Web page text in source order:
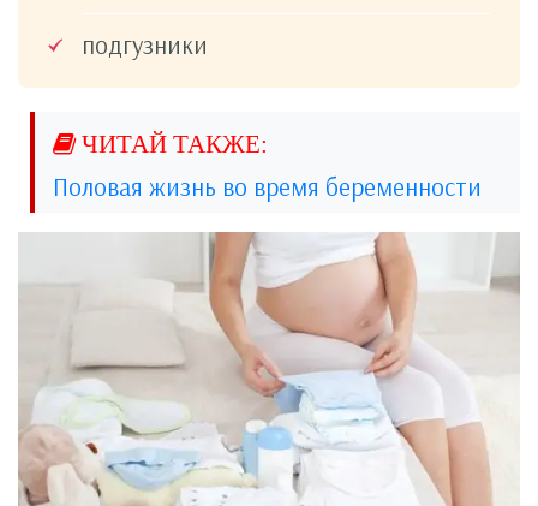
подгузники
Половая жизнь во время беременности